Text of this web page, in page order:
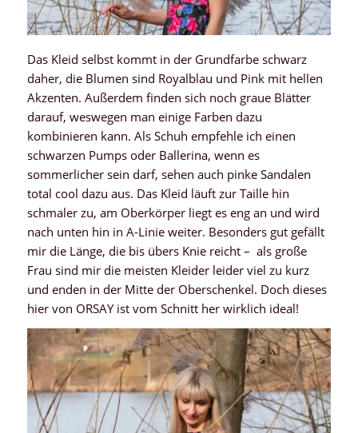
Das Kleid selbst kommt in der Grundfarbe schwarz
daher, die Blumen sind Royalblau und Pink mit hellen
Akzenten. Außerdem finden sich noch graue Blätter
darauf, weswegen man einige Farben dazu
kombinieren kann. Als Schuh empfehle ich einen
schwarzen Pumps oder Ballerina, wenn es
sommerlicher sein darf, sehen auch pinke Sandalen
total cool dazu aus. Das Kleid läuft zur Taille hin
schmaler zu, am Oberkörper liegt es eng an und wird
nach unten hin in A-Linie weiter. Besonders gut gefällt
mir die Länge, die bis übers Knie reicht – als große
Frau sind mir die meisten Kleider leider viel zu kurz
und enden in der Mitte der Oberschenkel. Doch dieses
hier von ORSAY ist vom Schnitt her wirklich ideal!